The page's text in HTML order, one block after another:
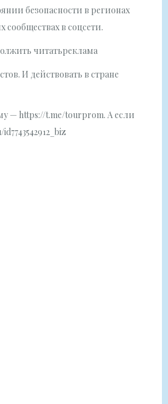
безопасности в регионах
в соцсети.
читатьреклама
И действовать в стране
— https://t.me/tourprom. А если